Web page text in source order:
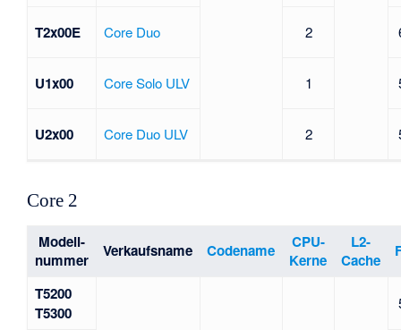
T2x00E Core Duo 2
U1x00 Core Solo ULV 1
U2x00 Core Duo ULV 2
Core 2
Modell-
nummer
Verkaufsname Codename
CPU-
Kerne
L2-
Cache
T5200
T5300